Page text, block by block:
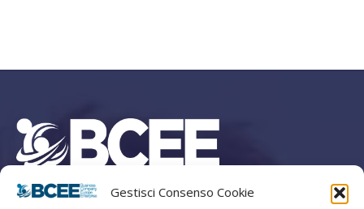
Gestisci Consenso Cookie
Marketing Finanza Innovazione